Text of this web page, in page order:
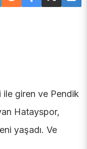
giren ve Pendik
Hatayspor,
yaşadı. Ve